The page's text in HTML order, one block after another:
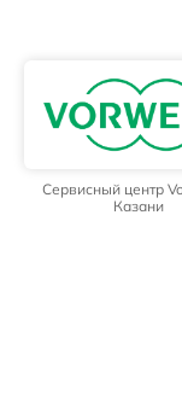
Сервисный центр
Казани